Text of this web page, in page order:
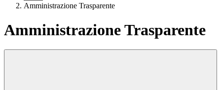
Amministrazione Trasparente
Amministrazione Trasparente